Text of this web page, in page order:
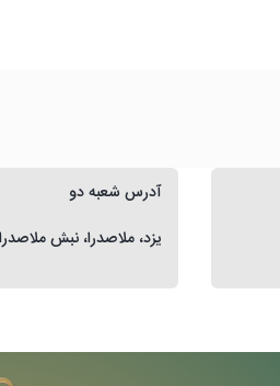
آدرس شعبه دو
یزد، ملاصدرا، نبش ملاصدرا 2